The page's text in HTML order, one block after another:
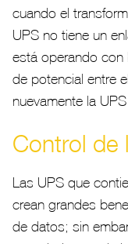
cuando el
UPS no tiene un
está operando con
de potencial entre
nuevamente la
Control de
Las UPS que
crean grandes
de datos; sin